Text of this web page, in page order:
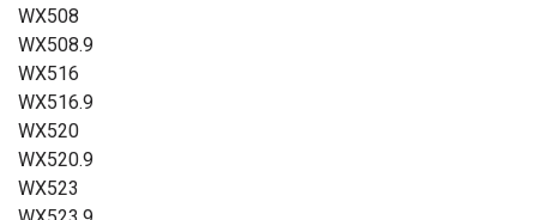
WX508
WX508.9
WX516
WX516.9
WX520
WX520.9
WX523